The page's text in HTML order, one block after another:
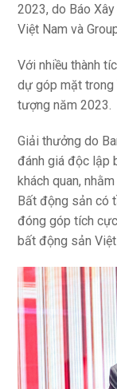
2023, do Báo
Việt Nam và
Với nhiều thành
dự góp mặt trong
tượng năm 2023.
Giải thưởng do
đánh giá độc lập
khách quan,
Bất động sản có
đóng góp tích
bất động sản Việt